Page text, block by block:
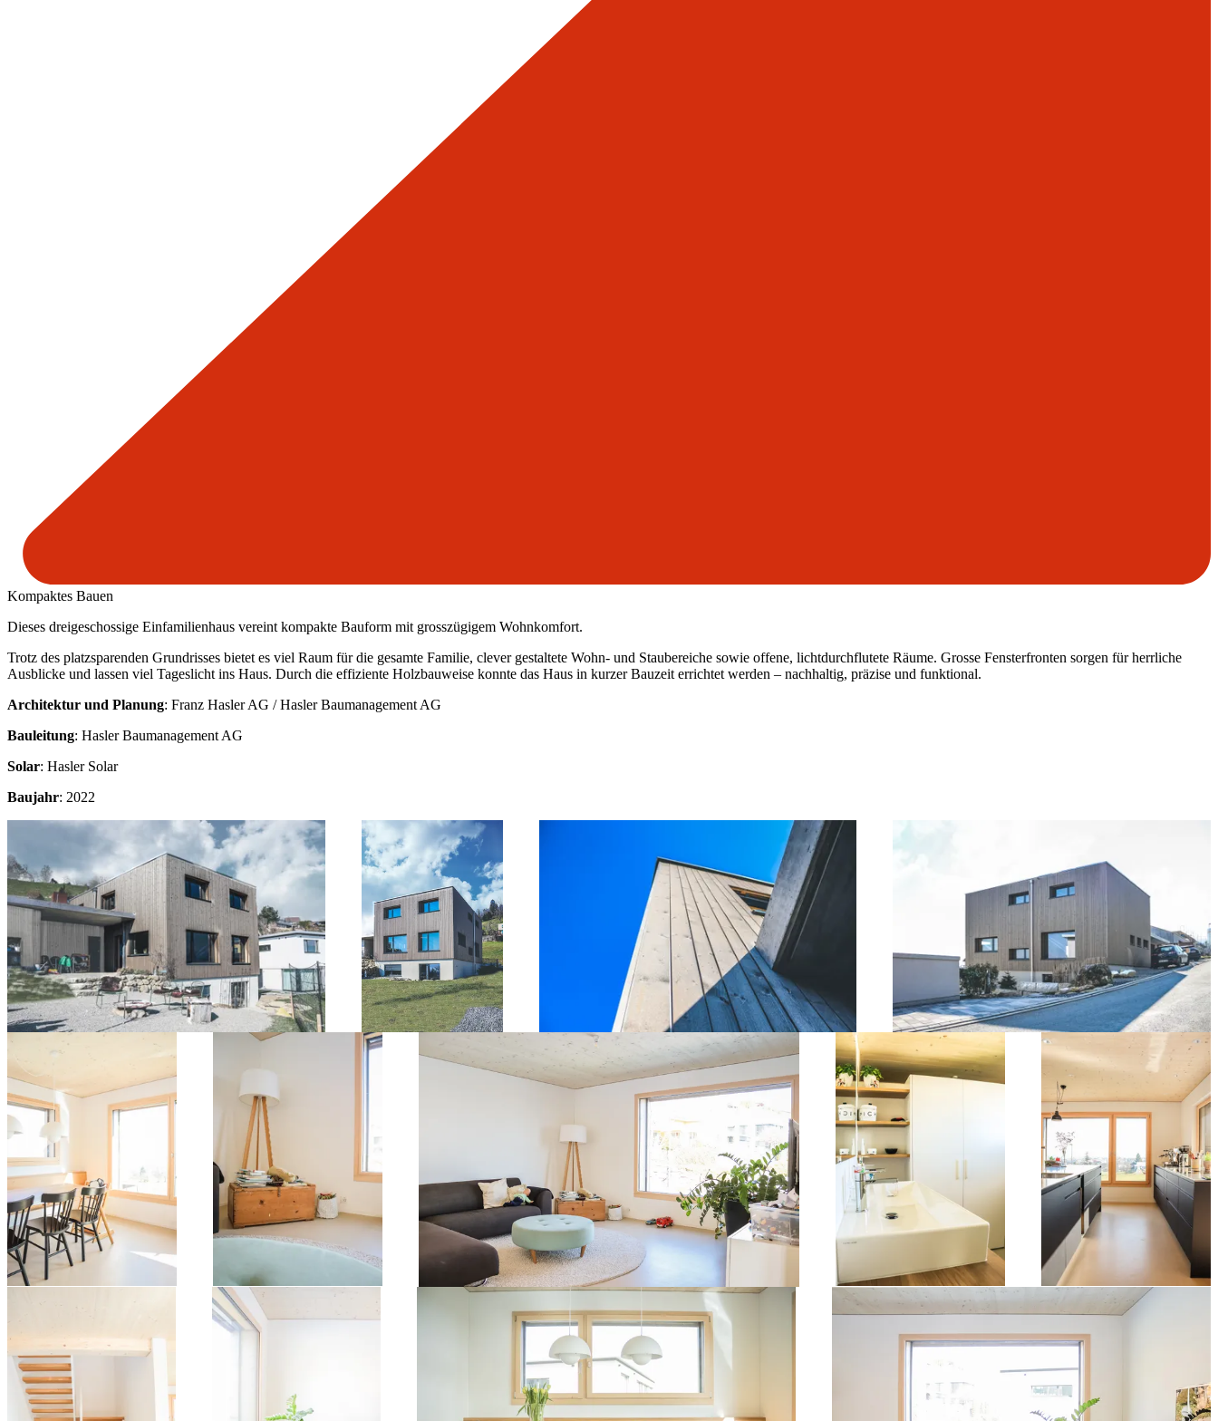
Kompaktes Bauen
Dieses dreigeschossige Einfamilienhaus vereint kompakte Bauform mit grosszügigem Wohnkomfort.
Trotz des platzsparenden Grundrisses bietet es viel Raum für die gesamte Familie, clever gestaltete Wohn- und Staubereiche sowie offene, lichtdurchflutete Räume. Grosse Fensterfronten sorgen für herrliche
Ausblicke und lassen viel Tageslicht ins Haus. Durch die effiziente Holzbauweise konnte das Haus in kurzer Bauzeit errichtet werden – nachhaltig, präzise und funktional.
Architektur und Planung: Franz Hasler AG / Hasler Baumanagement AG
Bauleitung: Hasler Baumanagement AG
Solar: Hasler Solar
Baujahr: 2022